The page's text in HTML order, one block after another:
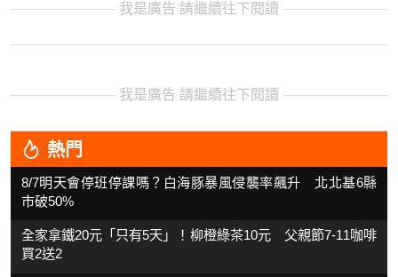
我是廣告 請繼續往下閱讀
我是廣告 請繼續往下閱讀
熱門
8/7明天會停班停課嗎？白海豚暴風侵襲率飆升 北北基6縣
市破50%
全家拿鐵20元「只有5天」！柳橙綠茶10元 父親節7-11咖啡
買2送2